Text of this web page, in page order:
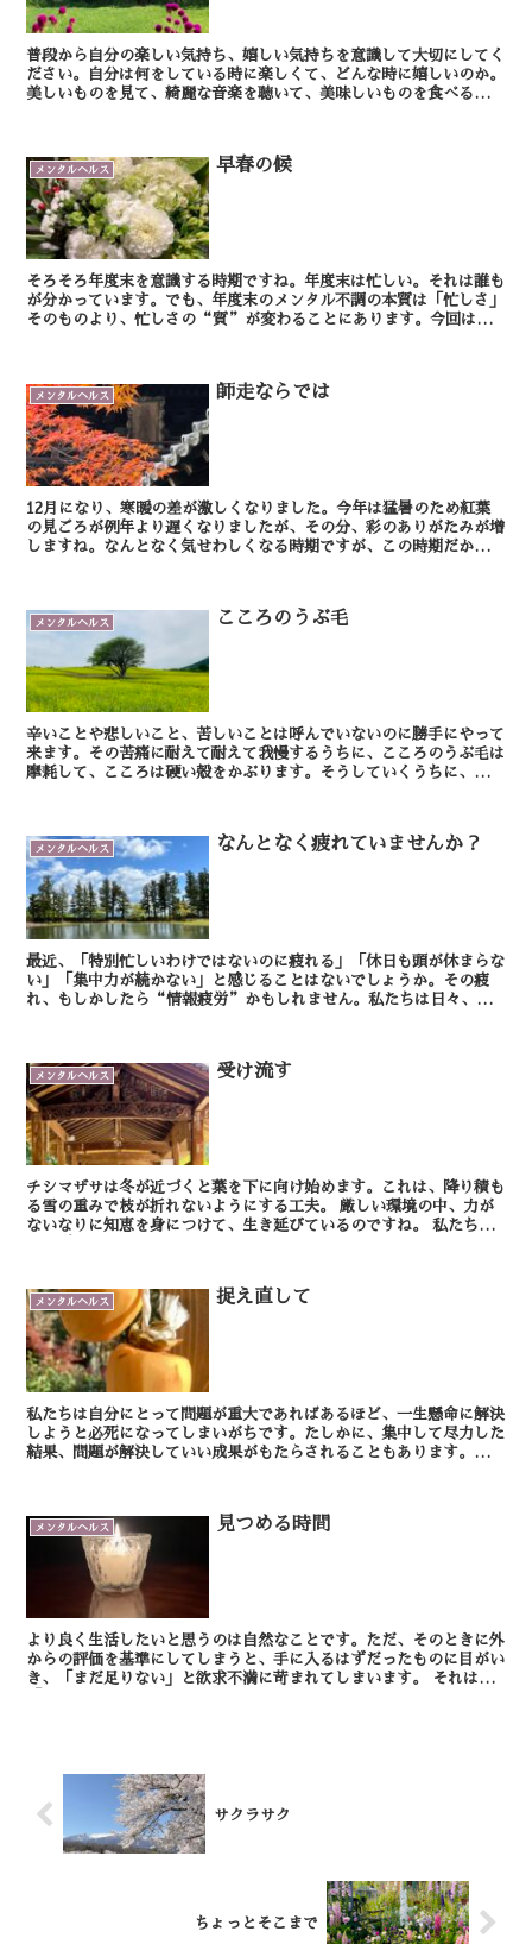
普段から自分の楽しい気持ち、嬉しい気持ちを意識して大切にしてく
ださい。自分は何をしている時に楽しくて、どんな時に嬉しいのか。
美しいものを見て、綺麗な音楽を聴いて、美味しいものを食べる・・
メンタルヘルス 早春の候
そろそろ年度末を意識する時期ですね。年度末は忙しい。それは誰も
が分かっています。でも、年度末のメンタル不調の本質は「忙しさ」
そのものより、忙しさの“質”が変わることにあります。今回は、
メンタルヘルス 師走ならでは
12月になり、寒暖の差が激しくなりました。今年は猛暑のため紅葉
の見ごろが例年より遅くなりましたが、その分、彩のありがたみが増
しますね。なんとなく気せわしくなる時期ですが、この時期だからこ
メンタルヘルス こころのうぶ毛
辛いことや悲しいこと、苦しいことは呼んでいないのに勝手にやって
来ます。その苦痛に耐えて耐えて我慢するうちに、こころのうぶ毛は
摩耗して、こころは硬い殻をかぶります。そうしていくうちに、辛い
メンタルヘルス なんとなく疲れていませんか？
最近、「特別忙しいわけではないのに疲れる」「休日も頭が休まらな
い」「集中力が続かない」と感じることはないでしょうか。その疲
れ、もしかしたら“情報疲労”かもしれません。私たちは日々、メ
メンタルヘルス 受け流す
チシマザサは冬が近づくと葉を下に向け始めます。これは、降り積も
る雪の重みで枝が折れないようにする工夫。 厳しい環境の中、力が
ないなりに知恵を身につけて、生き延びているのですね。 私たち
メンタルヘルス 捉え直して
私たちは自分にとって問題が重大であればあるほど、一生懸命に解決
しようと必死になってしまいがちです。たしかに、集中して尽力した
結果、問題が解決していい成果がもたらされることもあります。で
メンタルヘルス 見つめる時間
より良く生活したいと思うのは自然なことです。ただ、そのときに外
からの評価を基準にしてしまうと、手に入るはずだったものに目がい
き、「まだ足りない」と欲求不満に苛まれてしまいます。 それは、
サクラサク
ちょっとそこまで